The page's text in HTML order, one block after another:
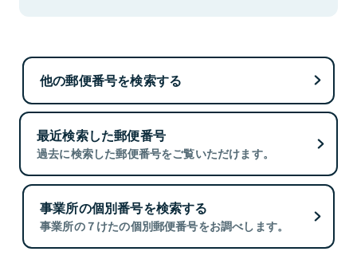
他の郵便番号を検索する
最近検索した郵便番号
過去に検索した郵便番号をご覧いただけます。
事業所の個別番号を検索する
事業所の７けたの個別郵便番号をお調べします。